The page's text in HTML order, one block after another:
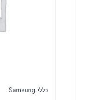
כללי Samsung